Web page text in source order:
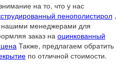
на то, что у нас
пенополистирол ,
нашими менеджерами для
заказ на оцинкованный
Также, предлагаем обратить
по отличной стоимости.